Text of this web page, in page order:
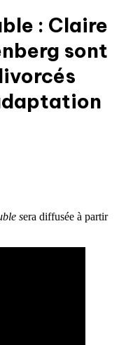
: Claire
sont
sera diffusée à partir